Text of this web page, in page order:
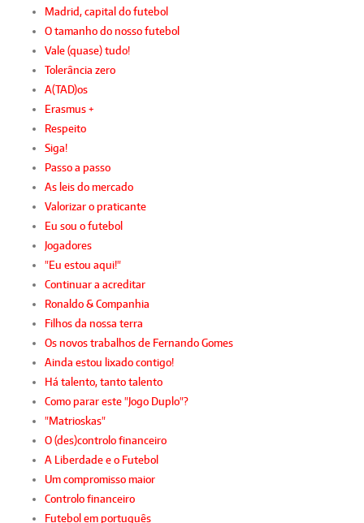
Madrid, capital do futebol
O tamanho do nosso futebol
Vale (quase) tudo!
Tolerância zero
A(TAD)os
Erasmus +
Respeito
Siga!
Passo a passo
As leis do mercado
Valorizar o praticante
Eu sou o futebol
Jogadores
"Eu estou aqui!"
Continuar a acreditar
Ronaldo & Companhia
Filhos da nossa terra
Os novos trabalhos de Fernando Gomes
Ainda estou lixado contigo!
Há talento, tanto talento
Como parar este "Jogo Duplo"?
"Matrioskas"
O (des)controlo financeiro
A Liberdade e o Futebol
Um compromisso maior
Controlo financeiro
Futebol em português